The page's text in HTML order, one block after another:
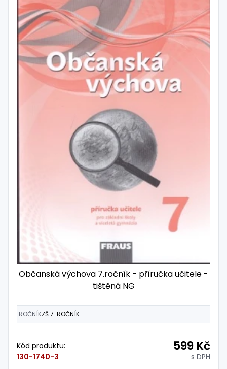
Občanská výchova 7.ročník - příručka učitele -
tištěná NG
ROČNÍKZŠ 7. ROČNÍK
Kód produktu:
130-1740-3
599 Kč
s DPH